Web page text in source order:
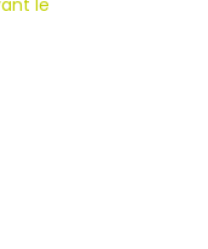
le